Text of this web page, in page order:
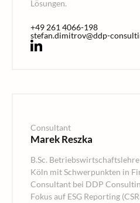
Lösungen.
+49 261 4066-198
stefan.dimitrov@ddp-
Consultant
Marek Reszka
B.Sc.
Köln mit Schwerpunkten in
Consultant bei DDP
Fokus auf ESG Reporting